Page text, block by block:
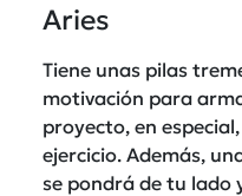
Aries
Tiene unas pilas
motivación para
proyecto, en
ejercicio. Además,
se pondrá de tu lado